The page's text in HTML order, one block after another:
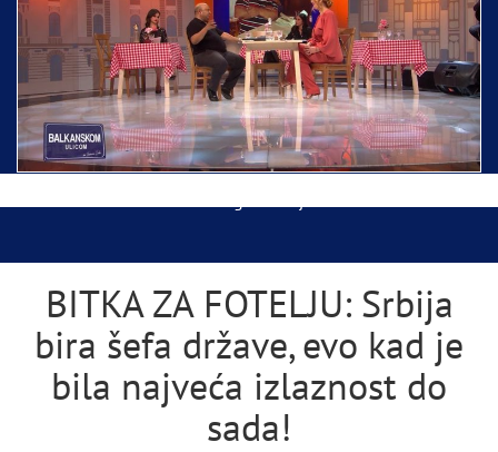
Ispraćaj Pojasa Presvete Bogorodice danas iz
Hrama Svetog Save
BITKA ZA FOTELJU: Srbija
bira šefa države, evo kad je
bila najveća izlaznost do
sada!